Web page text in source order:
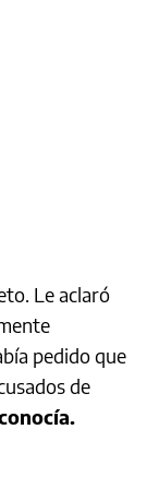
Le aclaró
pedido que
de